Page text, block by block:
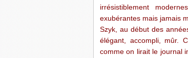
irrésistiblement
exubérantes mais jamais
Szyk, au début des
élégant, accompli, mûr.
comme on lirait le journal